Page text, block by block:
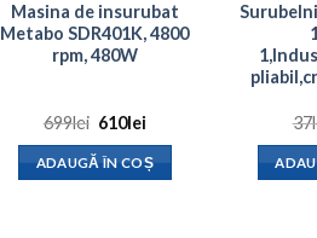
Masina de insurubat
Metabo SDR401K, 4800
rpm, 480W
699lei Prețul
a
fost:
610leiPrețul
este:
610lei.
ADAUGĂ ÎN COȘ
37